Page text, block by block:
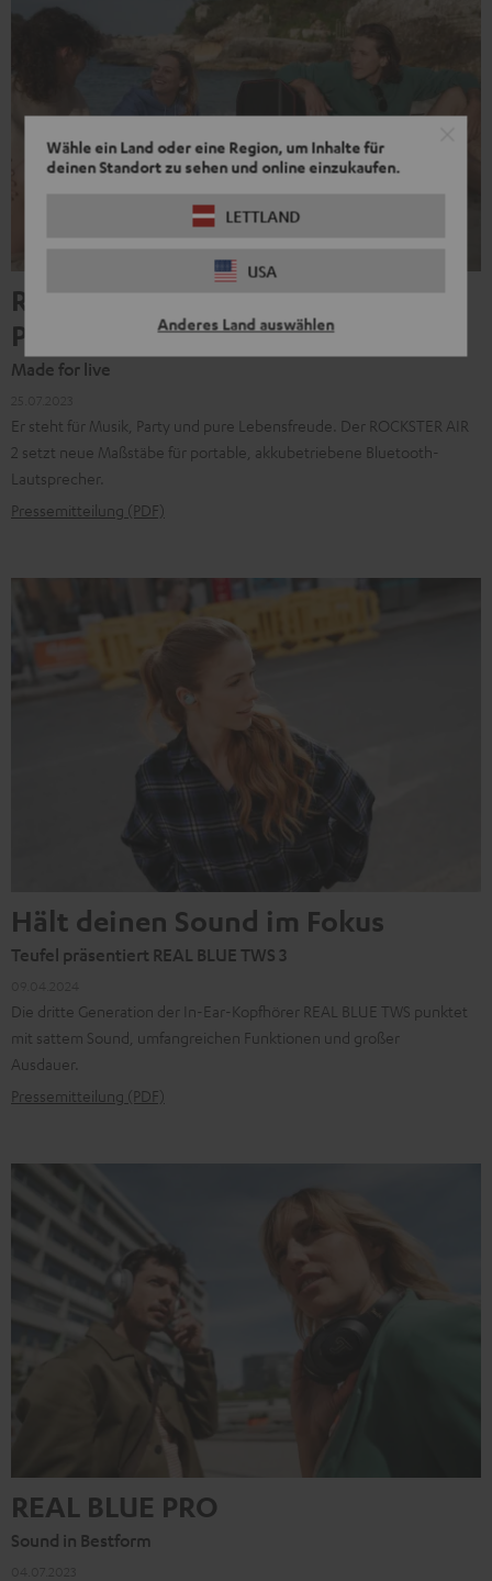
Wähle ein Land oder eine Region, um Inhalte für
deinen Standort zu sehen und online einzukaufen.
LETTLAND
USA
Anderes Land auswählen
ROCKSTER AIR 2 liefert geballte
Party-Power
Made for live
Er steht für Musik, Party und pure Lebensfreude. Der ROCKSTER AIR
2 setzt neue Maßstäbe für portable, akkubetriebene Bluetooth-
Lautsprecher.
Pressemitteilung (PDF)
Hält deinen Sound im Fokus
Teufel präsentiert REAL BLUE TWS 3
Die dritte Generation der In-Ear-Kopfhörer REAL BLUE TWS punktet
mit sattem Sound, umfangreichen Funktionen und großer
Ausdauer.
Pressemitteilung (PDF)
REAL BLUE PRO
Sound in Bestform